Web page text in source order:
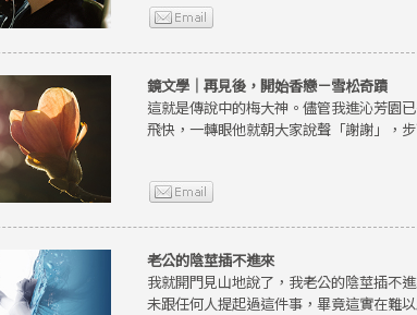
鏡文學｜再見後，開始香戀－雪松奇蹟
這就是傳說中的梅大神。儘管我進沁芳園
飛快，一轉眼他就朝大家說聲「謝謝」，
老公的陰莖插不進來
我就開門見山地說了，我老公的陰莖插不
未跟任何人提起過這件事，畢竟這實在難以